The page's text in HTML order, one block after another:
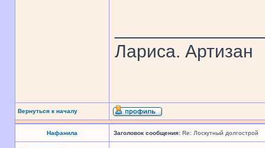
Лариса. Артизан
Вернуться к началу
Нафанила Заголовок сообщения: Re: Лоскутный долгострой